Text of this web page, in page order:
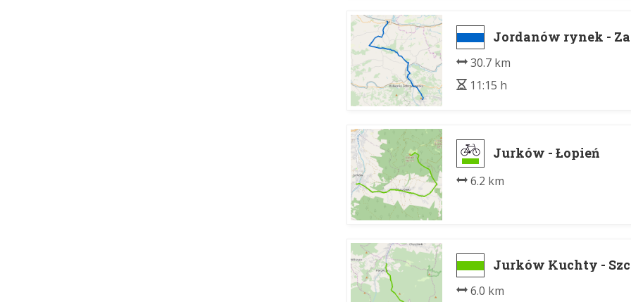
Jordanów rynek -
30.7 km
11:15 h
Jurków - Łopień
6.2 km
Jurków Kuchty -
6.0 km